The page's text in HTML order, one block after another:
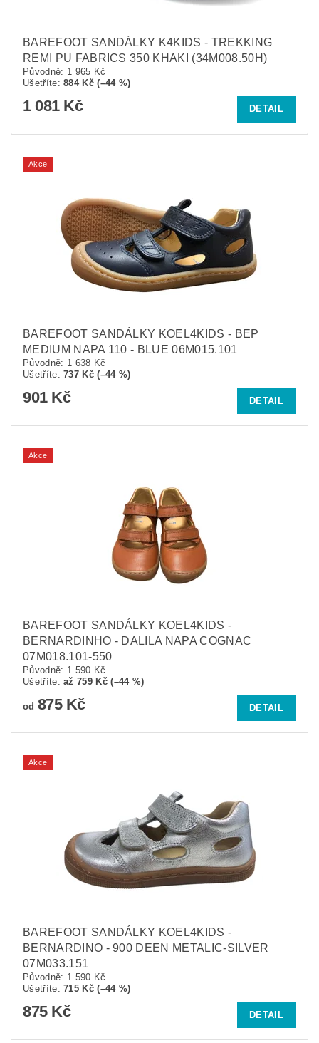
BAREFOOT SANDÁLKY K4KIDS - TREKKING
REMI PU FABRICS 350 KHAKI (34M008.50H)
Původně: 1 965 Kč
Ušetříte:884 Kč (–44 %)
1 081 Kč DETAIL
Akce
BAREFOOT SANDÁLKY KOEL4KIDS - BEP
MEDIUM NAPA 110 - BLUE 06M015.101
Původně: 1 638 Kč
Ušetříte:737 Kč (–44 %)
901 Kč DETAIL
Akce
BAREFOOT SANDÁLKY KOEL4KIDS -
BERNARDINHO - DALILA NAPA COGNAC
07M018.101-550
Původně: 1 590 Kč
Ušetříte:až 759 Kč (–44 %)
od 875 Kč DETAIL
Akce
BAREFOOT SANDÁLKY KOEL4KIDS -
BERNARDINO - 900 DEEN METALIC-SILVER
07M033.151
Původně: 1 590 Kč
Ušetříte:715 Kč (–44 %)
875 Kč DETAIL